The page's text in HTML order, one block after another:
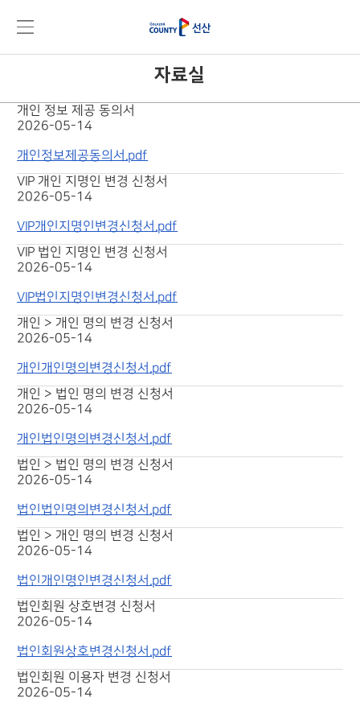
자료실
개인 정보 제공 동의서
2026-05-14
개인정보제공동의서.pdf
VIP 개인 지명인 변경 신청서
2026-05-14
VIP개인지명인변경신청서.pdf
VIP 법인 지명인 변경 신청서
2026-05-14
VIP법인지명인변경신청서.pdf
개인 > 개인 명의 변경 신청서
2026-05-14
개인개인명의변경신청서.pdf
개인 > 법인 명의 변경 신청서
2026-05-14
개인법인명의변경신청서.pdf
법인 > 법인 명의 변경 신청서
2026-05-14
법인법인명의변경신청서.pdf
법인 > 개인 명의 변경 신청서
2026-05-14
법인개인명인변경신청서.pdf
법인회원 상호변경 신청서
2026-05-14
법인회원상호변경신청서.pdf
법인회원 이용자 변경 신청서
2026-05-14